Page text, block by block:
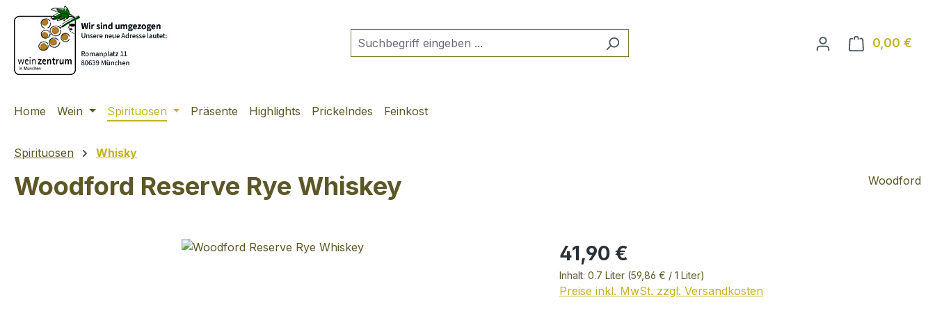
Hauptinhalt springen
Zur Suche springen
Zur Hauptnavigation springen
0,00 €
Home Wein Spirituosen Präsente Highlights Prickelndes Feinkost
Spirituosen Whisky
Woodford Reserve Rye Whiskey Woodford
41,90 €
Inhalt: 0.7 Liter (59,86 € / 1 Liter)
Preise inkl. MwSt. zzgl. Versandkosten